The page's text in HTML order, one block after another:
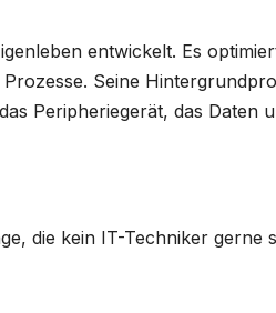
entwickelt. Es
Seine
Peripheriegerät, das Daten
die kein IT-Techniker